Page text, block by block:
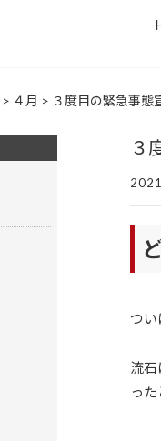
> ４月 > ３度目の緊急事態
３
つい
流
った